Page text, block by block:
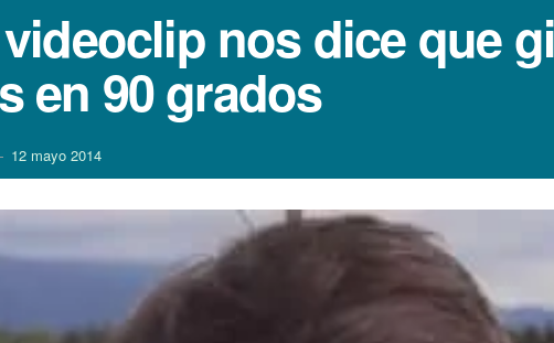
nos dice que
en 90 grados
12 mayo 2014